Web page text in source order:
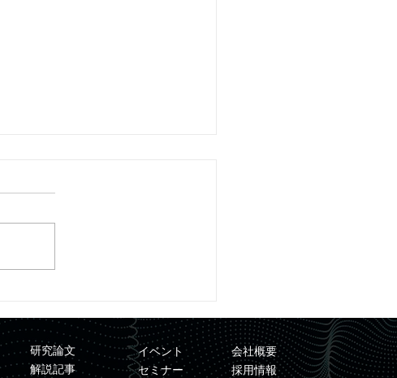
ンピュータを用いた材料シミ
ュレーション基盤の開発」が
NEDO事業に採択
研究論文
解説記事
イベント
セミナー
会社概要
採用情報